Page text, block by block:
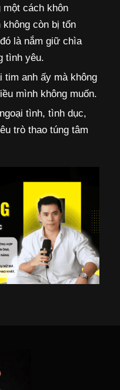
cách khôn
không còn bị tổn
là nắm giữ chìa
tình yêu.
tim anh ấy mà không
mình không muốn.
tình, tình dục,
trò thao túng tâm